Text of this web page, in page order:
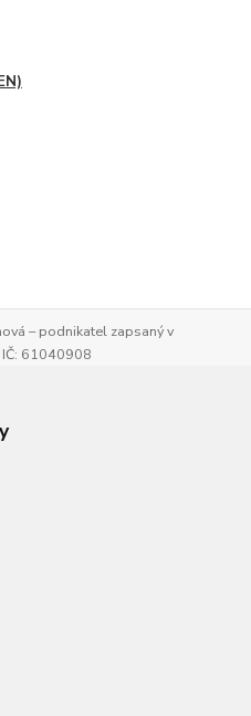
– podnikatel zapsaný v
IČ: 61040908